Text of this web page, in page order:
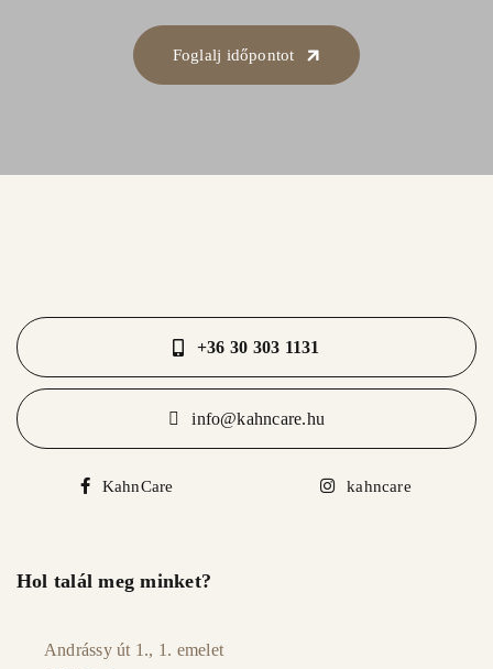
Foglalj időpontot
+36 30 303 1131
info@kahncare.hu
KahnCare kahncare
Hol talál meg minket?
Andrássy út 1., 1. emelet